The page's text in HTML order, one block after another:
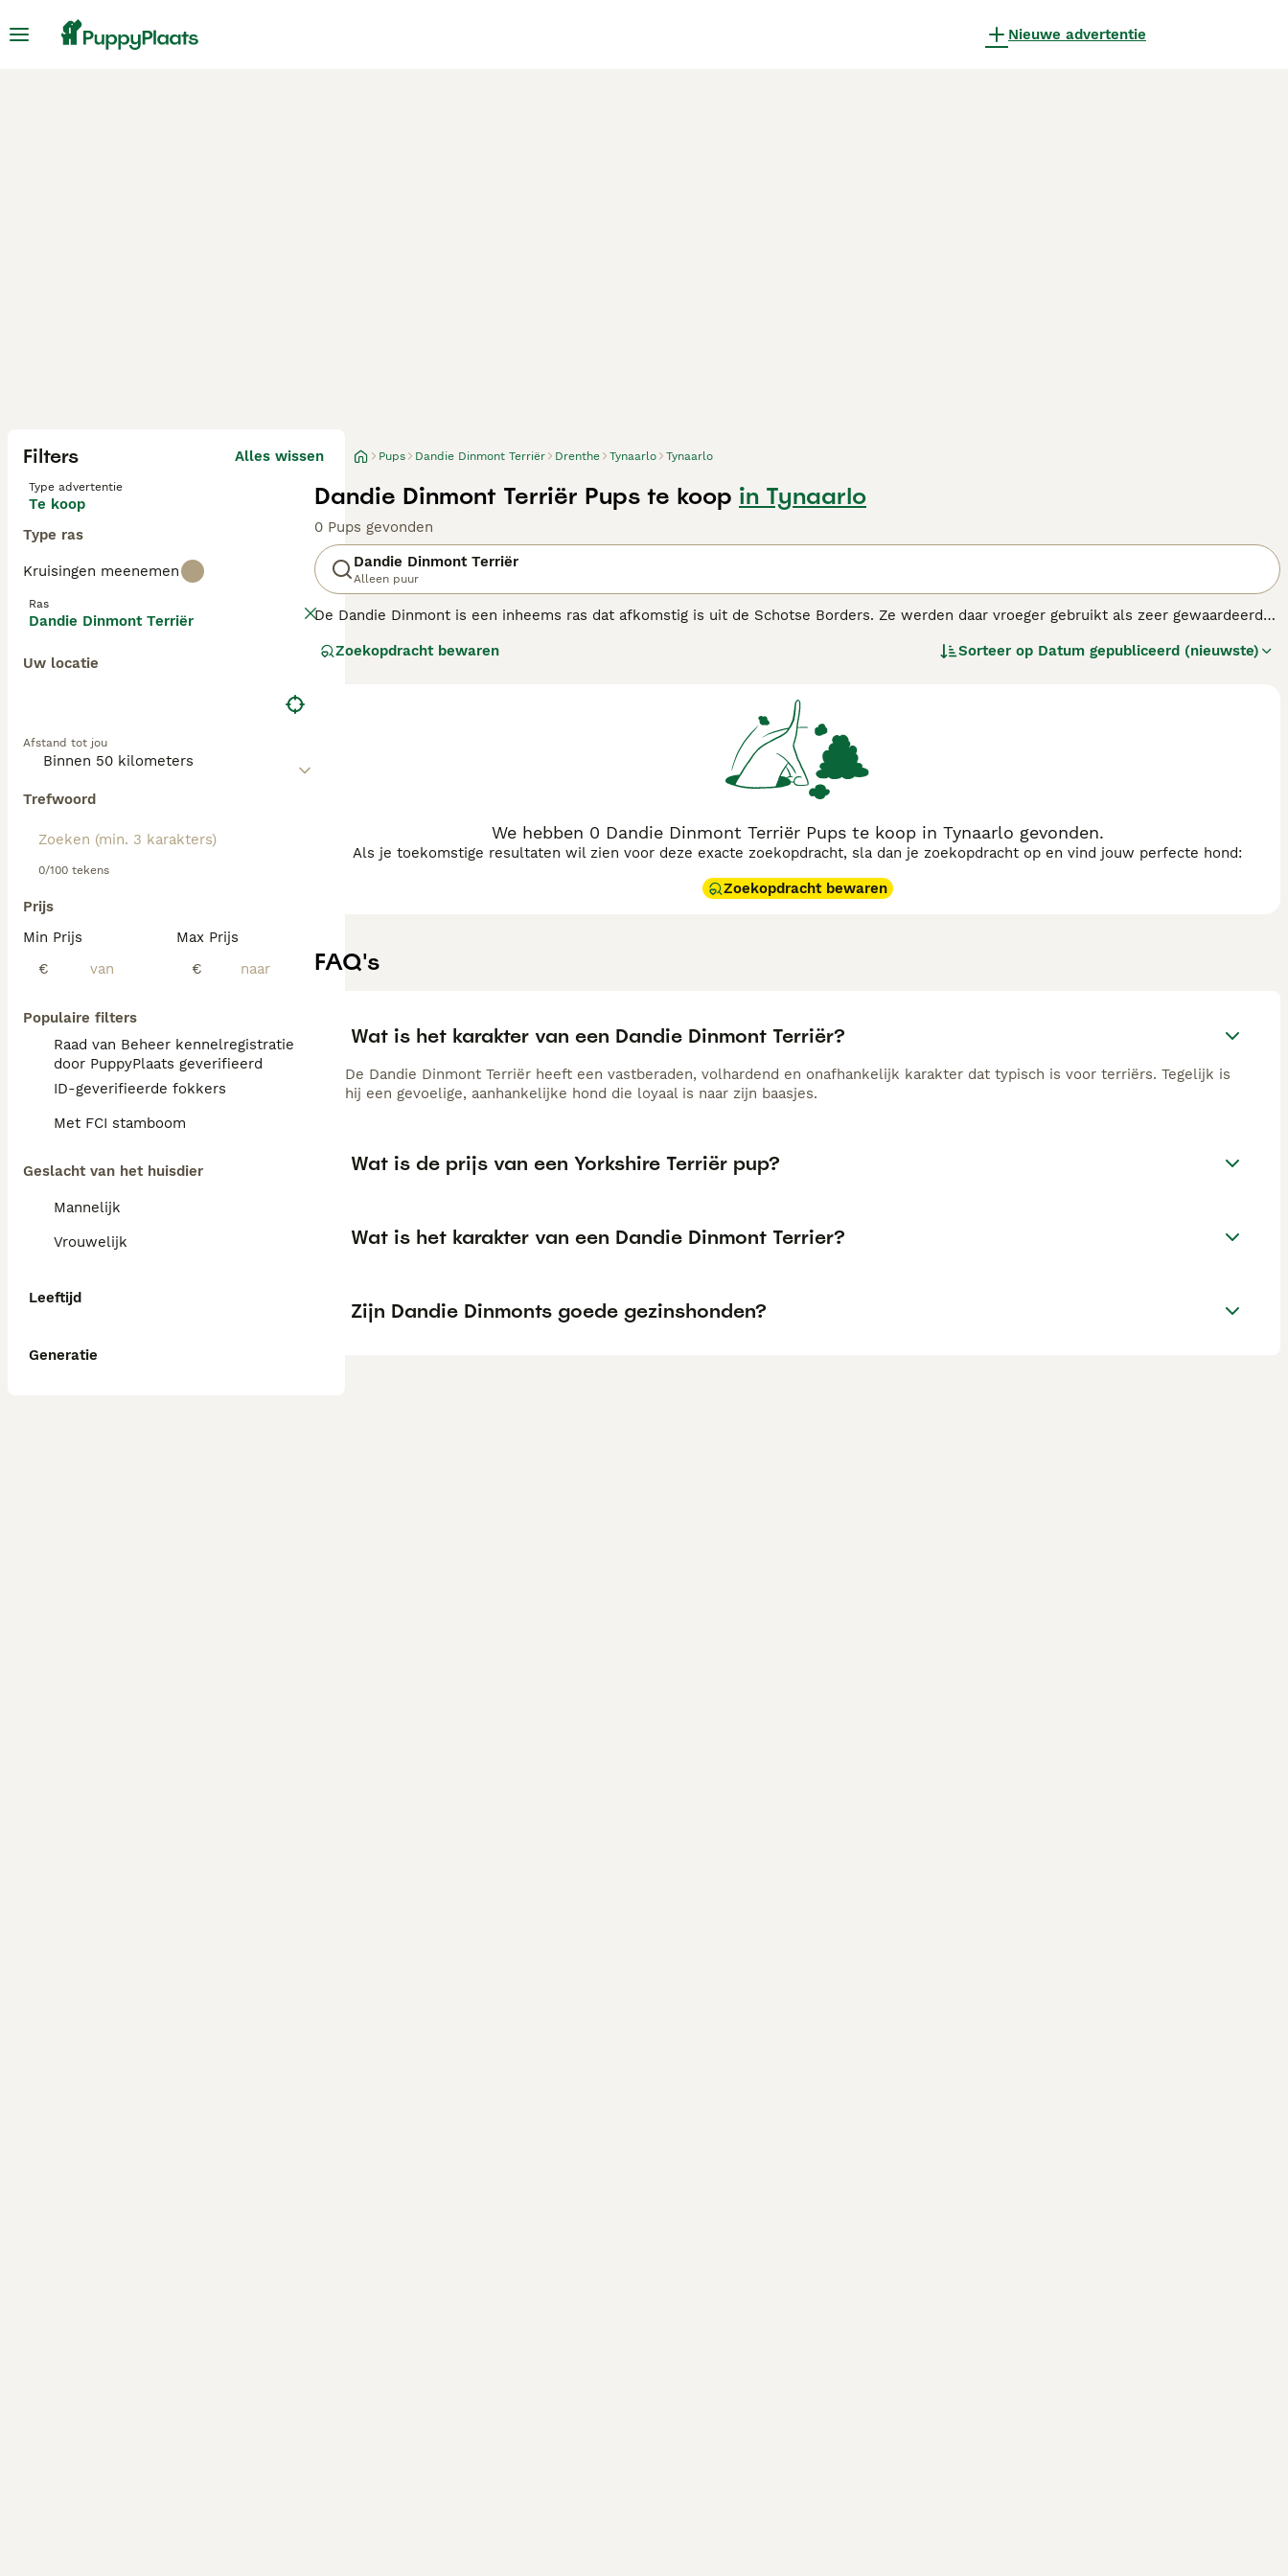
Nieuwe advertentie
Filters Alles wissen
Type advertentie
Te koop
Type ras
Kruisingen meenemen
Ras
Dandie Dinmont Terriër
Uw locatie
Afstand tot jou
Trefwoord
0/100 tekens
Prijs
Min Prijs
€
Max Prijs
€
Populaire filters
Raad van Beheer kennelregistratie
door PuppyPlaats geverifieerd
ID-geverifieerde fokkers
Met FCI stamboom
Geslacht van het huisdier
Mannelijk
Vrouwelijk
Leeftijd
Generatie
Pups Dandie Dinmont Terriër Drenthe Tynaarlo Tynaarlo
Dandie Dinmont Terriër Pups te koop in Tynaarlo
0 Pups gevonden
Dandie Dinmont Terriër
Alleen puur
De Dandie Dinmont is een inheems ras dat afkomstig is uit de Schotse Borders. Ze werden daar vroeger gebruikt als zeer gewaardeerde
ze bekend staan als lieve honden die bekend staan om hun aanhankelijkheid naar kinderen zijn Dandies een zeldzaam ras.
Zoekopdracht bewaren Sorteer op Datum gepubliceerd (nieuwste)
We hebben 0 Dandie Dinmont Terriër Pups te koop in Tynaarlo gevonden.
Als je toekomstige resultaten wil zien voor deze exacte zoekopdracht, sla dan je zoekopdracht op en vind jouw perfecte hond:
Zoekopdracht bewaren
FAQ's
Wat is het karakter van een Dandie Dinmont Terriër?
De Dandie Dinmont Terriër heeft een vastberaden, volhardend en onafhankelijk karakter dat typisch is voor terriërs. Tegelijk is
hij een gevoelige, aanhankelijke hond die loyaal is naar zijn baasjes.
Wat is de prijs van een Yorkshire Terriër pup?
Wat is het karakter van een Dandie Dinmont Terrier?
Zijn Dandie Dinmonts goede gezinshonden?